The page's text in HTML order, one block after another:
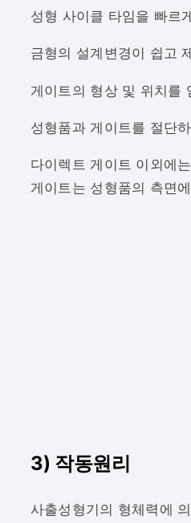
성형 사이클 타임을 빠르
금형의 설계변경이 쉽고
게이트의 형상 및 위치를
성형품과 게이트를 절단
다이렉트 게이트 이외에
게이트는 성형품의 측면
3) 작동원리
사출성형기의 형체력에